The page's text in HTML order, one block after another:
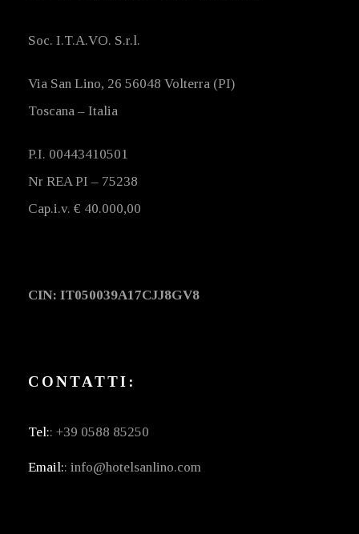
Soc. I.T.A.VO. S.r.l.
Via San Lino, 26 56048 Volterra (PI)
Toscana – Italia
P.I. 00443410501
Nr REA PI – 75238
Cap.i.v. € 40.000,00
CIN: IT050039A17CJJ8GV8
CONTATTI:
Tel:: +39 0588 85250
Email:: info@hotelsanlino.com